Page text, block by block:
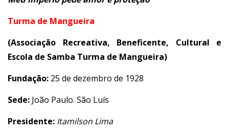
Turma de Mangueira
(Associação Recreativa, Beneficente, Cultural e
Escola de Samba Turma de Mangueira)
Fundação: 25 de dezembro de 1928
Sede: João Paulo. São Luís
Presidente: Itamilson Lima